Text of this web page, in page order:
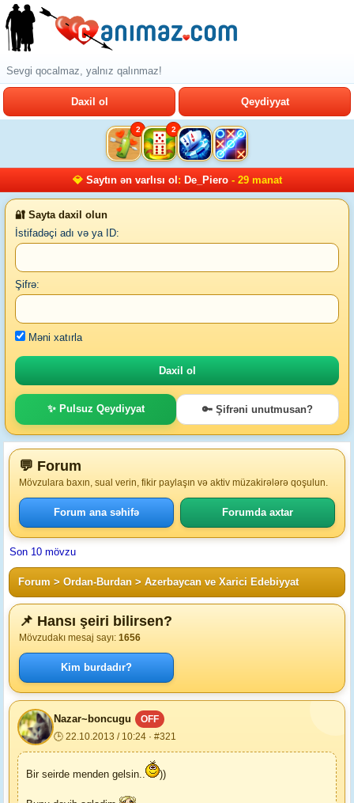
Sevgi qocalmaz, yalnız qalınmaz!
Daxil ol Qeydiyyat
2 2
💎 Saytın ən varlısı ol : De_Piero- 29 manat
🔐 Sayta daxil olun
İstifadəçi adı və ya ID:
Şifrə:
Məni xatırla
✨ Pulsuz Qeydiyyat 🔑 Şifrəni unutmusan?
💬 Forum
Mövzulara baxın, sual verin, fikir paylaşın və aktiv müzakirələrə qoşulun.
Forum ana səhifə Forumda axtar
Son 10 mövzu
Forum > Ordan-Burdan > Azerbaycan ve Xarici Edebiyyat
📌 Hansı şeiri bilirsen?
Mövzudakı mesaj sayı: 1656
Kim burdadır?
Nazar~boncugu
OFF
🕒 22.10.2013 / 10:24 · #321
Bir seirde menden gelsin.. ))